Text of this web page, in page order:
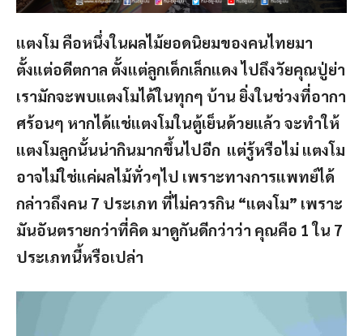
แตงโม คือหนึ่งในผลไม้ยอดนิยมของคนไทยมา
ตั้งแต่อดีตกาล ตั้งแต่ลูกเด็กเล็กแดง ไปถึงวัยคุณปู่ย่า
เรามักจะพบแตงโมได้ในทุกๆ บ้าน ยิ่งในช่วงที่อากา
ศร้อนๆ หากได้แช่แตงโมในตู้เย็นด้วยแล้ว จะทำให้
แตงโมลูกนั้นน่ากินมากขึ้นไปอีก แต่รู้หรือไม่ แตงโม
อาจไม่ใช่แค่ผลไม้ทั่วๆไป เพราะทางการแพทย์ได้
กล่าวถึงคน 7 ประเภท ที่ไม่ควรกิน “แตงโม” เพราะ
มันอันตรายกว่าที่คิด มาดูกันดีกว่าว่า คุณคือ 1 ใน 7
ประเภทนี้หรือเปล่า